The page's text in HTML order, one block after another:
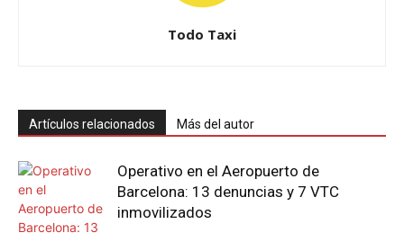
Todo Taxi
Artículos relacionados Más del autor
Operativo en el Aeropuerto de
Barcelona: 13 denuncias y 7 VTC
inmovilizados